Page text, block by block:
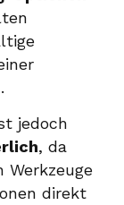
jedoch
, da
Werkzeuge
direkt